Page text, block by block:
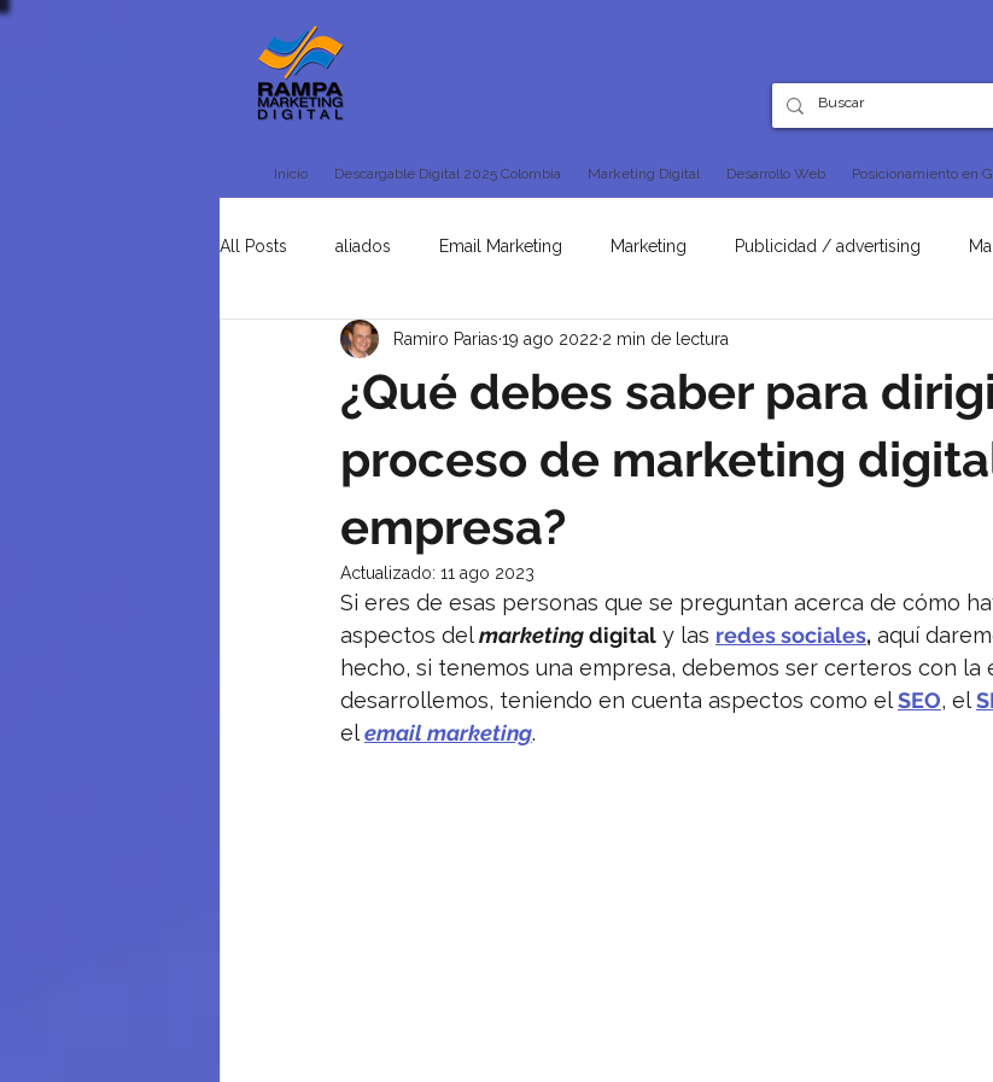
Inicio Descargable Digital 2025 Colombia Marketing Digital Desarrollo Web Posicionamiento en
All Posts aliados Email Marketing Marketing Publicidad / advertising
Tienda Online Uncategorised SEO
¿Qué debes saber para
proceso de marketing
empresa?
Ramiro Parias 19 ago 2022 2 min de lectura
Actualizado: 11 ago 2023
Si eres de esas personas que se preguntan acerca de cómo
aspectos del marketing digital y las redes sociales, aquí
hecho, si tenemos una empresa, debemos ser certeros con la
desarrollemos, teniendo en cuenta aspectos como el SEO, el
el email marketing.